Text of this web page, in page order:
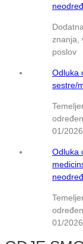
znanja,
poslov
Odluka
sestre/
01/
Odluka
01/